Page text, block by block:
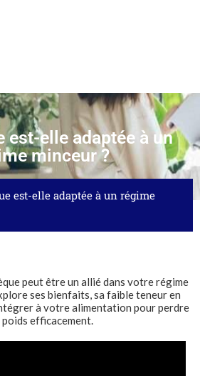
est-elle adaptée à un
minceur ?
est-elle adaptée à un régime